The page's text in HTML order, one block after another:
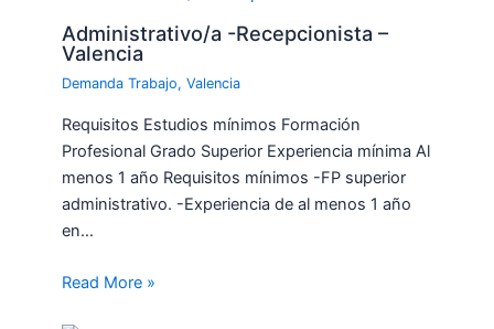
Administrativo/a -Recepcionista –
Valencia
Demanda Trabajo,Valencia
Requisitos Estudios mínimos Formación
Profesional Grado Superior Experiencia mínima Al
menos 1 año Requisitos mínimos -FP superior
administrativo. -Experiencia de al menos 1 año
en…
Read More »